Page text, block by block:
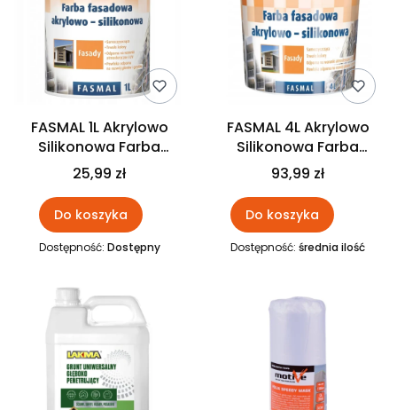
FASMAL 1L Akrylowo
Silikonowa Farba
Zewnętrzna LAKMA
25,99 zł
Do koszyka
Dostępność: Dostępny
FASMAL 4L Akrylowo
Silikonowa Farba
Zewnętrzna LAKMA
93,99 zł
Do koszyka
Dostępność: średnia ilość